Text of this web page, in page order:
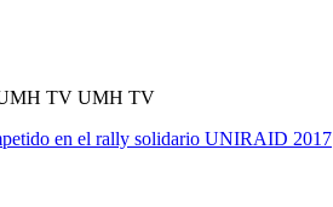
TV UMH TV
en el rally solidario UNIRAID 2017